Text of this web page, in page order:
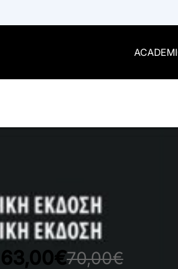
Μικροβιολογία
Διαθέσιμο
KALMIA E. KNIEL,KARL R. MATTHEWS
63,00€70,00€